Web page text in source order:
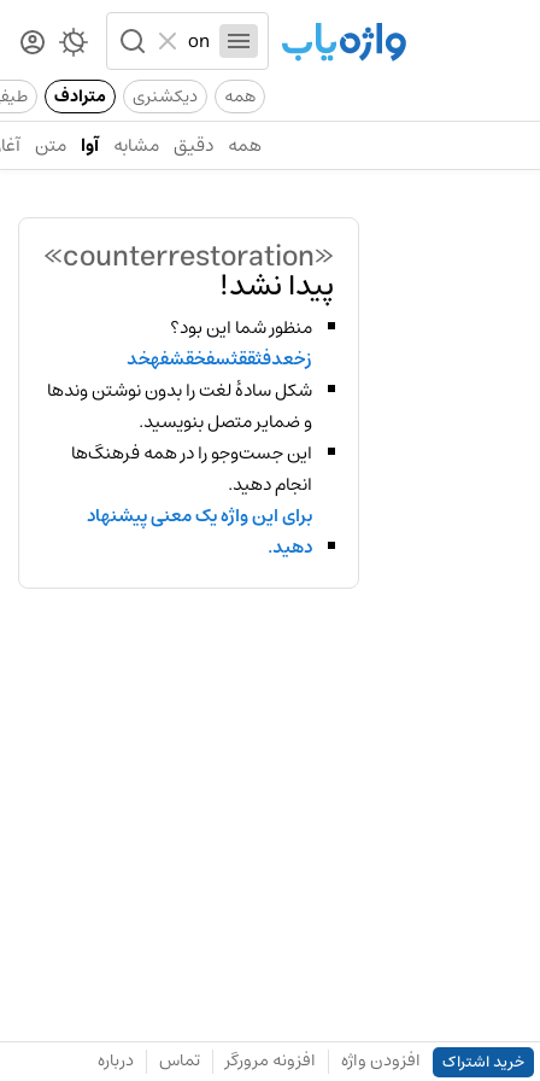
همه دیکشنری مترادف
همه دقیق مشابه آوا متن
«counterrestoration»
پیدا نشد!
منظور شما این بود؟
زخعدفثققثسفخقشفهخد
شکل سادهٔ لغت را بدون نوشتن وندها
و ضمایر متصل بنویسید.
این جست‌وجو را در همه فرهنگ‌ها
انجام دهید.
برای این واژه یک معنی پیشنهاد
دهید.
خرید اشتراک افزودن واژه افزونه مرورگر تماس درباره